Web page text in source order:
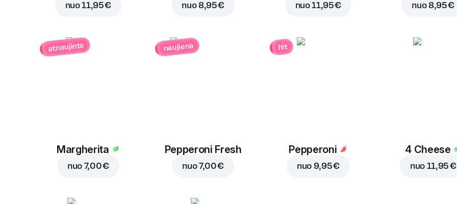
nuo11,95 € nuo 8,95 € nuo11,95 € nuo 8,95 €
atnaujinta
Margherita
nuo 7,00 €
naujiena
Pepperoni Fresh
nuo7,00 €
hit
Pepperoni
nuo 9,95 €
4 Cheese
nuo 11,95 €